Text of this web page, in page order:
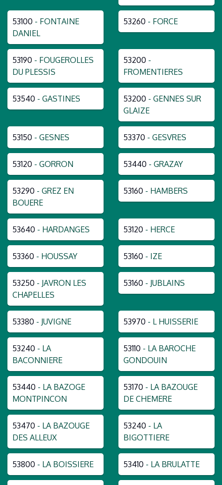
53100 - FONTAINE
DANIEL
53260 - FORCE
53190 - FOUGEROLLES
DU PLESSIS
53200 -
FROMENTIERES
53540 - GASTINES 53200 - GENNES SUR
GLAIZE
53150 - GESNES 53370 - GESVRES
53120 - GORRON 53440 - GRAZAY
53290 - GREZ EN
BOUERE
53160 - HAMBERS
53640 - HARDANGES 53120 - HERCE
53360 - HOUSSAY 53160 - IZE
53250 - JAVRON LES
CHAPELLES
53160 - JUBLAINS
53380 - JUVIGNE 53970 - L HUISSERIE
53240 - LA
BACONNIERE
53110 - LA BAROCHE
GONDOUIN
53440 - LA BAZOGE
MONTPINCON
53170 - LA BAZOUGE
DE CHEMERE
53470 - LA BAZOUGE
DES ALLEUX
53240 - LA
BIGOTTIERE
53800 - LA BOISSIERE 53410 - LA BRULATTE